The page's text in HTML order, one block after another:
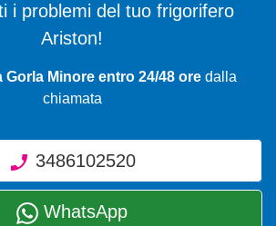
i problemi del tuo frigorifero
Ariston!
Gorla Minore entro 24/48 ore dalla
chiamata
3486102520
WhatsApp